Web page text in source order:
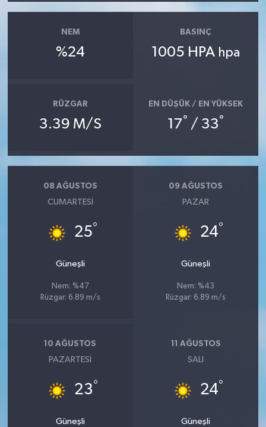
NEM
%24
BASINÇ
1005 HPA hpa
RÜZGAR
3.39 M/S
EN DÜŞÜK / EN YÜKSEK
17° / 33°
08 AĞUSTOS
CUMARTESI
25°
Güneşli
Nem: %47
Rüzgar: 6.89 m/s
09 AĞUSTOS
PAZAR
24°
Güneşli
Nem: %43
Rüzgar: 6.89 m/s
10 AĞUSTOS
PAZARTESI
23°
Güneşli
11 AĞUSTOS
SALI
24°
Güneşli